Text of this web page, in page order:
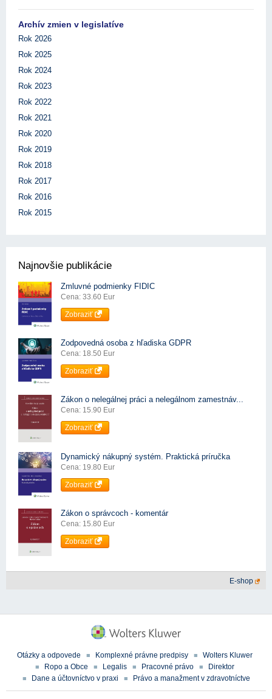
Archív zmien v legislatíve
Rok 2026
Rok 2025
Rok 2024
Rok 2023
Rok 2022
Rok 2021
Rok 2020
Rok 2019
Rok 2018
Rok 2017
Rok 2016
Rok 2015
Najnovšie publikácie
Zmluvné podmienky FIDIC
Cena: 33.60 Eur
Zobraziť
Zodpovedná osoba z hľadiska GDPR
Cena: 18.50 Eur
Zobraziť
Zákon o nelegálnej práci a nelegálnom zamestnáv...
Cena: 15.90 Eur
Zobraziť
Dynamický nákupný systém. Praktická príručka
Cena: 19.80 Eur
Zobraziť
Zákon o správcoch - komentár
Cena: 15.80 Eur
Zobraziť
E-shop
Otázky a odpovede Komplexné právne predpisy
Wolters Kluwer
Ropo a Obce
Legalis Pracovné právo
Direktor
Dane a účtovníctvo v praxi
Právo a manažment v zdravotníctve